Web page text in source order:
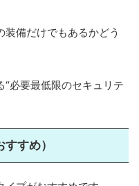
備だけでもあるかどう
必要最低限のセキュリテ
すめ）